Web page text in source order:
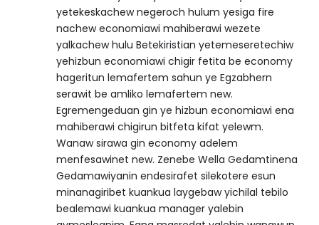
yetekeskachew negeroch hulum yesiga fire
nachew economiawi mahiberawi wezete
yalkachew hulu Betekiristian yetemeseretechiw
yehizbun economiawi chigir fetita be economy
hageritun lemafertem sahun ye Egzabhern
serawit be amliko lemafertem new.
Egremengeduan gin ye hizbun economiawi ena
mahiberawi chigirun bitfeta kifat yelewm.
Wanaw sirawa gin economy adelem
menfesawinet new. Zenebe Wella Gedamtinena
Gedamawiyanin endesirafet silekotere esun
minanagiribet kuankua laygebaw yichilal tebilo
bealemawi kuankua manager yalebin